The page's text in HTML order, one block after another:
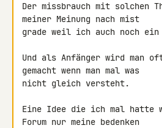
Der missbrauch mit solchen
meiner Meinung nach mist
grade weil ich auch noch
Und als Anfänger wird man
gemacht wenn man mal was
nicht gleich versteht.
Eine Idee die ich mal hatte
Forum nur meine bedenken